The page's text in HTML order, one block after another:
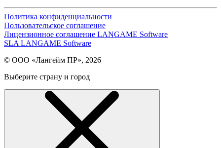
Политика конфиденциальности
Пользовательское соглашение
Лицензионное соглашение LANGAME Software
SLA LANGAME Software
© ООО «Лангейм ПР», 2026
Выберите страну и город